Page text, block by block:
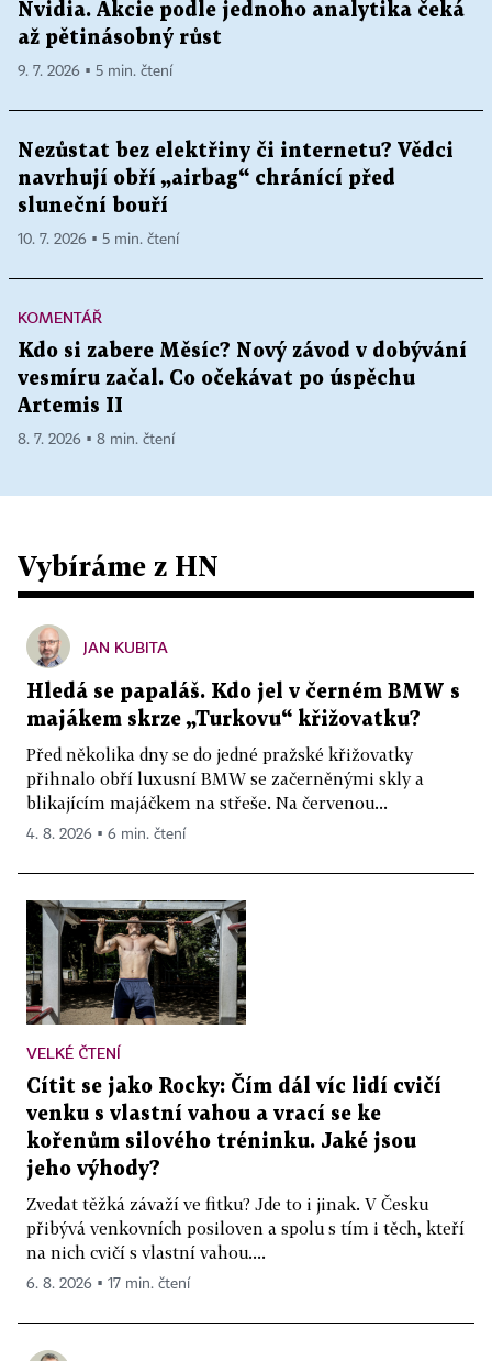
Nvidia. Akcie podle jednoho analytika čeká
až pětinásobný růst
9. 7. 2026 ▪ 5 min. čtení
Nezůstat bez elektřiny či internetu? Vědci
navrhují obří „airbag“ chránící před
sluneční bouří
10. 7. 2026 ▪ 5 min. čtení
KOMENTÁŘ
Kdo si zabere Měsíc? Nový závod v dobývání
vesmíru začal. Co očekávat po úspěchu
Artemis II
8. 7. 2026 ▪ 8 min. čtení
Vybíráme z HN
JAN KUBITA
Hledá se papaláš. Kdo jel v černém BMW s
majákem skrze „Turkovu“ křižovatku?
Před několika dny se do jedné pražské křižovatky
přihnalo obří luxusní BMW se začerněnými skly a
blikajícím majáčkem na střeše. Na červenou...
4. 8. 2026 ▪ 6 min. čtení
VELKÉ ČTENÍ
Cítit se jako Rocky: Čím dál víc lidí cvičí
venku s vlastní vahou a vrací se ke
kořenům silového tréninku. Jaké jsou
jeho výhody?
Zvedat těžká závaží ve fitku? Jde to i jinak. V Česku
přibývá venkovních posiloven a spolu s tím i těch, kteří
na nich cvičí s vlastní vahou....
6. 8. 2026 ▪ 17 min. čtení